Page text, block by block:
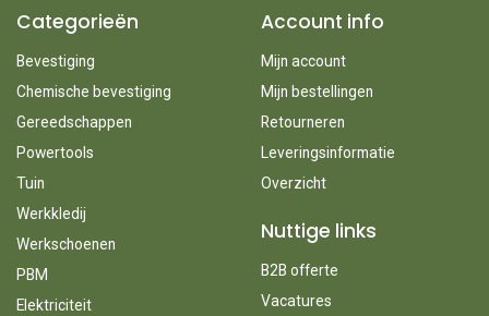
Categorieën
Bevestiging
Chemische bevestiging
Gereedschappen
Powertools
Tuin
Werkkledij
Werkschoenen
PBM
Elektriciteit
Account info
Mijn account
Mijn bestellingen
Retourneren
Leveringsinformatie
Overzicht
Nuttige links
B2B offerte
Vacatures